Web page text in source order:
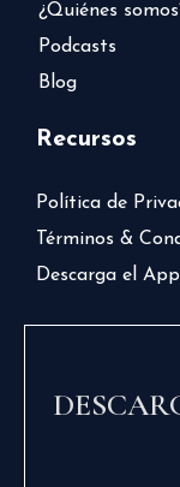
¿Quiénes
Podcasts
Blog
Recursos
Política de
Términos &
Descarga el App